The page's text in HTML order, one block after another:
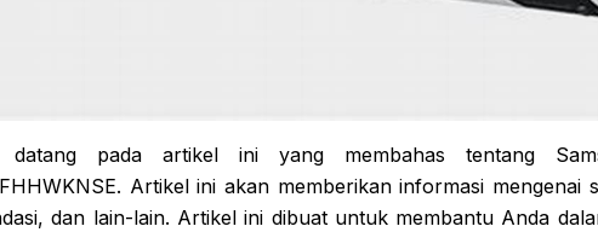
datang pada artikel ini yang membahas tentang
Artikel ini akan memberikan informasi mengenai
dan lain-lain. Artikel ini dibuat untuk membantu Anda